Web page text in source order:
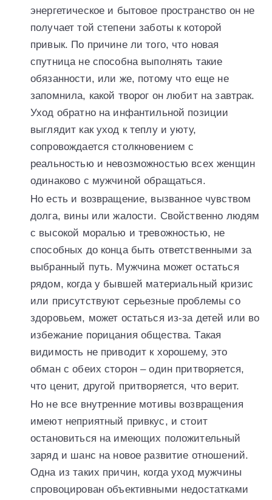
энергетическое и бытовое пространство он не
получает той степени заботы к которой
привык. По причине ли того, что новая
спутница не способна выполнять такие
обязанности, или же, потому что еще не
запомнила, какой творог он любит на завтрак.
Уход обратно на инфантильной позиции
выглядит как уход к теплу и уюту,
сопровождается столкновением с
реальностью и невозможностью всех женщин
одинаково с мужчиной обращаться.
Но есть и возвращение, вызванное чувством
долга, вины или жалости. Свойственно людям
с высокой моралью и тревожностью, не
способных до конца быть ответственными за
выбранный путь. Мужчина может остаться
рядом, когда у бывшей материальный кризис
или присутствуют серьезные проблемы со
здоровьем, может остаться из-за детей или во
избежание порицания общества. Такая
видимость не приводит к хорошему, это
обман с обеих сторон – один притворяется,
что ценит, другой притворяется, что верит.
Но не все внутренние мотивы возвращения
имеют неприятный привкус, и стоит
остановиться на имеющих положительный
заряд и шанс на новое развитие отношений.
Одна из таких причин, когда уход мужчины
спровоцирован объективными недостатками